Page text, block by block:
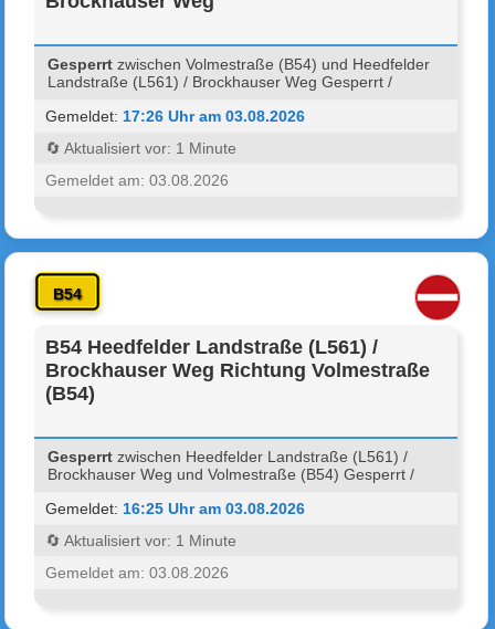
Gesperrt zwischen Volmestraße (B54) und Heedfelder
Landstraße (L561) / Brockhauser Weg Gesperrt /
Gemeldet: 17:26 Uhr am 03.08.2026
🔄 Aktualisiert vor: 1 Minute
Gemeldet am: 03.08.2026
B54
B54 Heedfelder Landstraße (L561) /
Brockhauser Weg Richtung Volmestraße
(B54)
Gesperrt zwischen Heedfelder Landstraße (L561) /
Brockhauser Weg und Volmestraße (B54) Gesperrt /
Gemeldet: 16:25 Uhr am 03.08.2026
🔄 Aktualisiert vor: 1 Minute
Gemeldet am: 03.08.2026